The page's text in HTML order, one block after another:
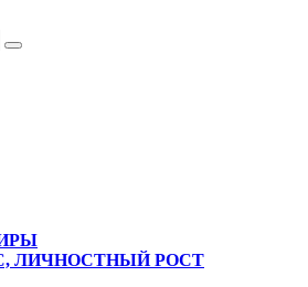
ЛИЧНОСТНЫЙ РОСТ